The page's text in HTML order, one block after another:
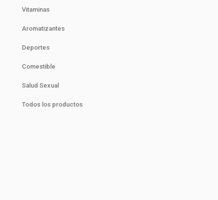
Vitaminas
Aromatizantes
Deportes
Comestible
Salud Sexual
Todos los productos